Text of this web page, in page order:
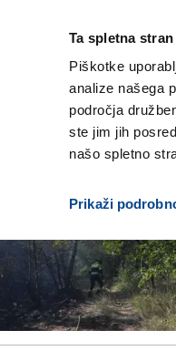
Ta spletna
Piškotke
analize našega
področja
ste jim jih
našo spletno
Prikaži
sobota,
8. avgusta